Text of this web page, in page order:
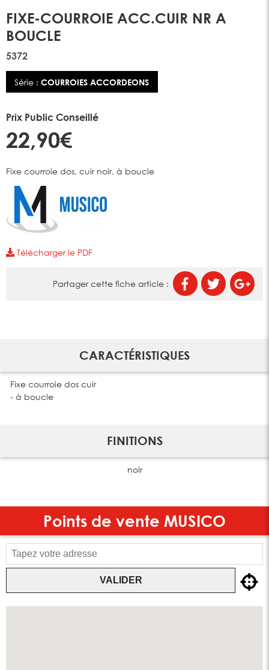
FIXE-COURROIE ACC.CUIR NR A
BOUCLE
5372
Série :COURROIES ACCORDEONS
Prix Public Conseillé
22,90€
Fixe courroie dos, cuir noir, à boucle
Télécharger le PDF
Partager cette fiche article :
CARACTÉRISTIQUES
Fixe courroie dos cuir
- à boucle
FINITIONS
noir
Points de vente MUSICO
VALIDER